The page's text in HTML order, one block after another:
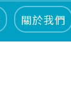
關於我們